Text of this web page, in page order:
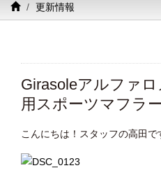
更新情報
Girasoleアルファ
用スポーツマフラ
こんにちは！スタッフの高田で